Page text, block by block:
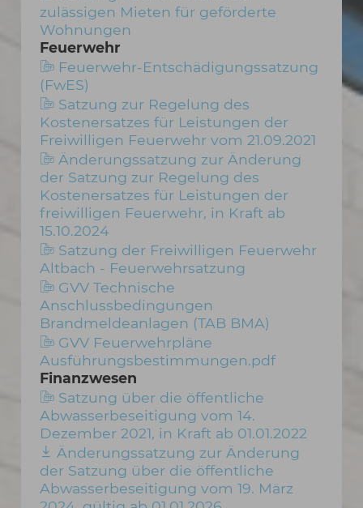
zulässigen Mieten für geförderte
Wohnungen
Feuerwehr
Feuerwehr-Entschädigungssatzung
(FwES)
Satzung zur Regelung des
Kostenersatzes für Leistungen der
Freiwilligen Feuerwehr vom 21.09.2021
Änderungssatzung zur Änderung
der Satzung zur Regelung des
Kostenersatzes für Leistungen der
freiwilligen Feuerwehr, in Kraft ab
15.10.2024
Satzung der Freiwilligen Feuerwehr
Altbach - Feuerwehrsatzung
GVV Technische
Anschlussbedingungen
Brandmeldeanlagen (TAB BMA)
GVV Feuerwehrpläne
Ausführungsbestimmungen.pdf
Finanzwesen
Satzung über die öffentliche
Abwasserbeseitigung vom 14.
Dezember 2021, in Kraft ab 01.01.2022
Änderungssatzung zur Änderung
der Satzung über die öffentliche
Abwasserbeseitigung vom 19. März